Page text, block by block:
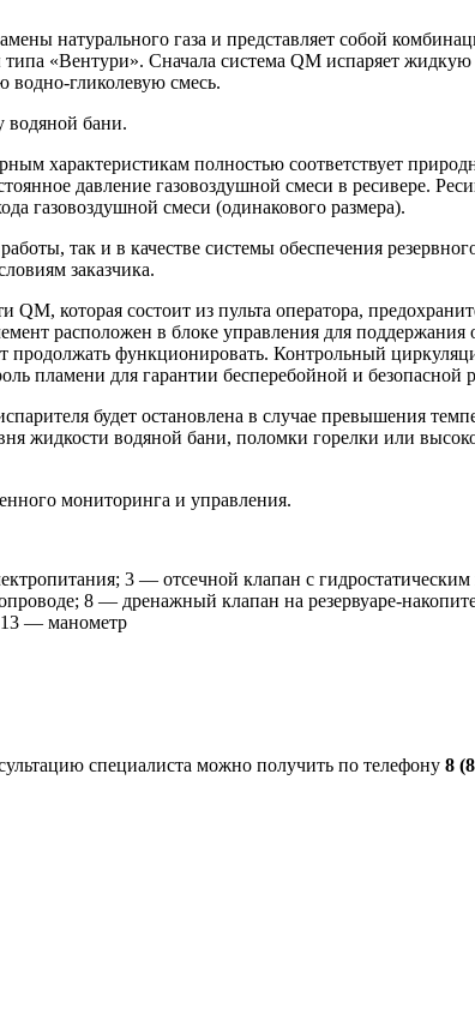
натурального газа и представляет собой
«Вентури». Сначала система QM испаряет
водно-гликолевую смесь.
водяной бани.
характеристикам полностью соответствует
давление газовоздушной смеси в ресивере.
газовоздушной смеси (одинакового размера).
так и в качестве системы обеспечения
заказчика.
которая состоит из пульта оператора,
расположен в блоке управления для
продолжать функционировать. Контрольный
пламени для гарантии бесперебойной и безопасной
будет остановлена в случае превышения
жидкости водяной бани, поломки горелки или
мониторинга и управления.
3 — отсечной клапан с
8 — дренажный клапан на резервуаре-
13 — манометр
специалиста можно получить по телефону 8